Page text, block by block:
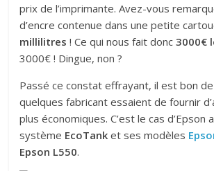
prix de l’imprimante. Avez-vous
d’encre contenue dans une petite
millilitres ! Ce qui nous fait donc3000€
3000€ ! Dingue, non ?
Passé ce constat effrayant, il est bon
quelques fabricant essaient de fournir
plus économiques. C’est le cas d’Epson
système EcoTank et ses modèles
Epson L550.